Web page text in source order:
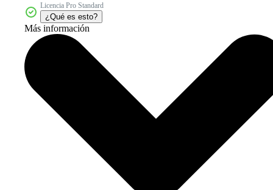
Licencia Pro Standard
¿Qué es esto?
Más información